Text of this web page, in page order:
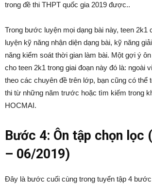
trong đề thi THPT quốc gia 2019 được..
Trong bước luyện mọi dạng bài này, teen 2k1
luyện kỹ năng nhận diện dạng bài, kỹ năng
năng kiểm soát thời gian làm bài. Một gợi ý
cho teen 2k1 trong giai đoạn này đó là: ngoài
theo các chuyên đề trên lớp, bạn cũng có thể
thi từ những năm trước hoặc tìm kiếm trong
HOCMAI.
Bước 4: Ôn tập chọn lọc
– 06/2019)
Đây là bước cuối cùng trong tuyển tập 4 bước